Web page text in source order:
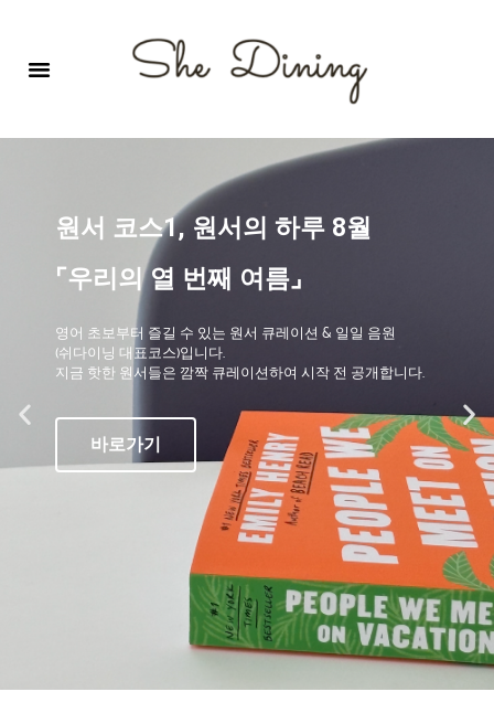
원서 코스1, 원서의 하루 8월
⌜우리의 열 번째 여름⌟
영어 초보부터 즐길 수 있는 원서 큐레이션 & 일일 음원
(쉬다이닝 대표코스)입니다.
지금 핫한 원서들은 깜짝 큐레이션하여 시작 전 공개합니다.
바로가기